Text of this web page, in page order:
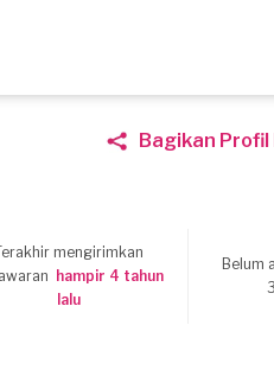
Bagikan Profil
mengirimkan
hampir 4 tahun
lalu
Belum